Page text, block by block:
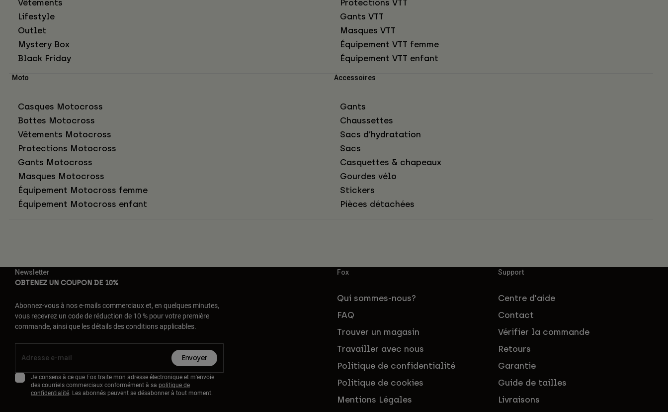
Vêtements
Lifestyle
Outlet
Mystery Box
Black Friday
Protections VTT
Gants VTT
Masques VTT
Équipement VTT femme
Équipement VTT enfant
Moto
Casques Motocross
Bottes Motocross
Vêtements Motocross
Protections Motocross
Gants Motocross
Masques Motocross
Équipement Motocross femme
Équipement Motocross enfant
Accessoires
Gants
Chaussettes
Sacs d’hydratation
Sacs
Casquettes & chapeaux
Gourdes vélo
Stickers
Pièces détachées
Newsletter
OBTENEZ UN COUPON DE 10%
Abonnez-vous à nos e-mails commerciaux et, en quelques minutes,
vous recevrez un code de réduction de 10 % pour votre première
commande, ainsi que les détails des conditions applicables.
Envoyer
Je consens à ce que Fox traite mon adresse électronique et m'envoie
des courriels commerciaux conformément à sa politique de
confidentialité. Les abonnés peuvent se désabonner à tout moment.
Fox
Qui sommes-nous?
FAQ
Trouver un magasin
Travailler avec nous
Politique de confidentialité
Politique de cookies
Mentions Légales
Support
Centre d'aide
Contact
Vérifier la commande
Retours
Garantie
Guide de tailles
Livraisons